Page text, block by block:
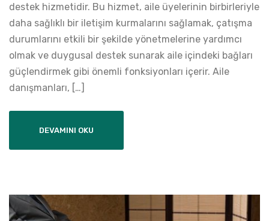
destek hizmetidir. Bu hizmet, aile üyelerinin birbirleriyle
daha sağlıklı bir iletişim kurmalarını sağlamak, çatışma
durumlarını etkili bir şekilde yönetmelerine yardımcı
olmak ve duygusal destek sunarak aile içindeki bağları
güçlendirmek gibi önemli fonksiyonları içerir. Aile
danışmanları, […]
DEVAMINI OKU